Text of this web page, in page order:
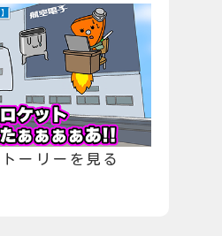
ーリーを見る